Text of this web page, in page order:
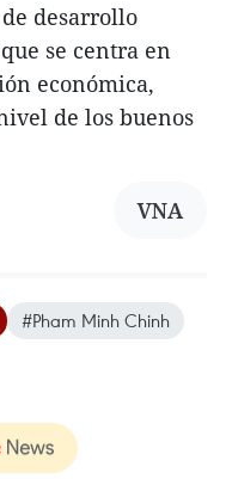
desarrollo
se centra en
económica,
de los buenos
VNA
#Pham Minh Chinh